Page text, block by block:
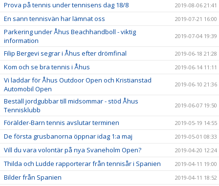
Prova på tennis under tennisens dag 18/8 2019-08-06 21:41
En sann tennisvän har lämnat oss 2019-07-21 16:00
Parkering under Åhus Beachhandboll - viktig
information
2019-07-04 19:39
Filip Bergevi segrar i Åhus efter drömfinal 2019-06-18 21:28
Kom och se bra tennis i Åhus 2019-06-14 11:11
Vi laddar för Åhus Outdoor Open och Kristianstad
Automobil Open
2019-06-10 21:36
Beställ jordgubbar till midsommar - stöd Åhus
Tennisklubb
2019-06-07 19:50
Förälder-Barn tennis avslutar terminen 2019-05-19 14:55
De första grusbanorna öppnar idag 1:a maj 2019-05-01 08:33
Vill du vara volontär på nya Svaneholm Open? 2019-04-20 12:24
Thilda och Ludde rapporterar från tennisår i Spanien 2019-04-11 19:00
Bilder från Spanien 2019-04-11 18:52